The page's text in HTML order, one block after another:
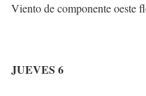
Viento de componente oeste
JUEVES 6